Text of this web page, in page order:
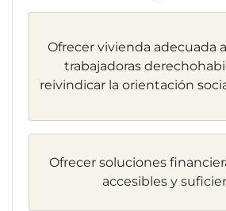
Ofrecer vivienda adecuada
trabajadoras
reivindicar la orientación
Ofrecer soluciones
accesibles y